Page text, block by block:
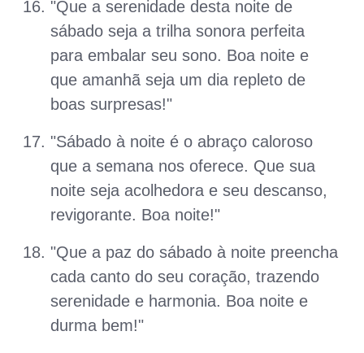
"Que a serenidade desta noite de
sábado seja a trilha sonora perfeita
para embalar seu sono. Boa noite e
que amanhã seja um dia repleto de
boas surpresas!"
"Sábado à noite é o abraço caloroso
que a semana nos oferece. Que sua
noite seja acolhedora e seu descanso,
revigorante. Boa noite!"
"Que a paz do sábado à noite preencha
cada canto do seu coração, trazendo
serenidade e harmonia. Boa noite e
durma bem!"